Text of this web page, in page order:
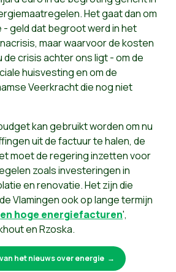
Het gaat dan om
geld dat begroot werd in het
maar waarvoor de kosten
de crisis achter ons ligt - om de
huisvesting en om de
Veerkracht die nog niet
kan gebruikt worden om nu
uit de factuur te halen, de
moet de regering inzetten voor
zoals investeringen in
en renovatie. Het zijn die
Vlamingen ook op lange termijn
hoge energiefacturen',
en Rzoska.
het nieuws over energie